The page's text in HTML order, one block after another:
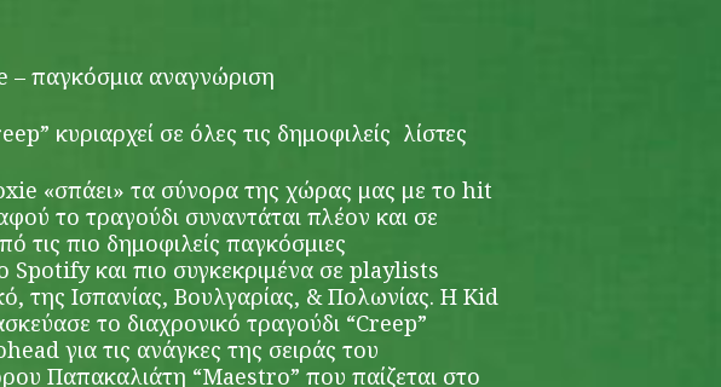
– παγκόσμια αναγνώριση
κυριαρχεί σε όλες τις δημοφιλείς λίστες
«σπάει» τα σύνορα της χώρας μας με το hit
το τραγούδι συναντάται πλέον και σε
τις πιο δημοφιλείς παγκόσμιες
Spotify και πιο συγκεκριμένα σε playlists
της Ισπανίας, Βουλγαρίας, & Πολωνίας. Η Kid
το διαχρονικό τραγούδι “Creep”
για τις ανάγκες της σειράς του
Παπακαλιάτη “Maestro” που παίζεται στο